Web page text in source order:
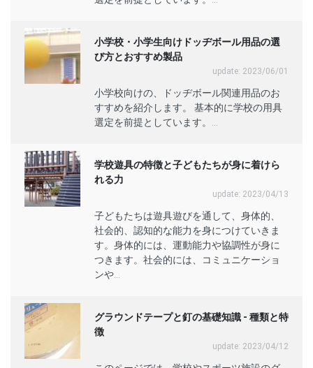
小学校・小学生向けドッヂボール用品の選
び方とおすすめ製品
update: 2023/06/01
小学校向けの、ドッヂボール関連用品のお
すすめを紹介します。 基本的に学校の用具
選定を前提としています。...
学校遊具の特徴と子どもたちが身に着けら
れる力
update: 2023/04/13
子どもたちは遊具遊びを通して、身体的、
社会的、認知的な能力を身につけていきま
す。身体的には、運動能力や協調性が身に
つきます。社会的には、コミュニケーショ
ンや...
グラウンドテープと釘の基礎知識 - 種類と特
徴
update: 2023/04/12